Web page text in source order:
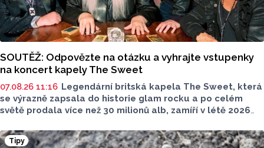
SOUTĚŽ: Odpovězte na otázku a vyhrajte vstupenky
na koncert kapely The Sweet
07.08.26 11:16 Legendární britská kapela The Sweet, která
se výrazně zapsala do historie glam rocku a po celém
světě prodala více než 30 milionů alb, zamíří v létě 2026
v Amfiteátru Mikulov. Jako speciální host se představí
pražská skupina Precedens.
Tipy